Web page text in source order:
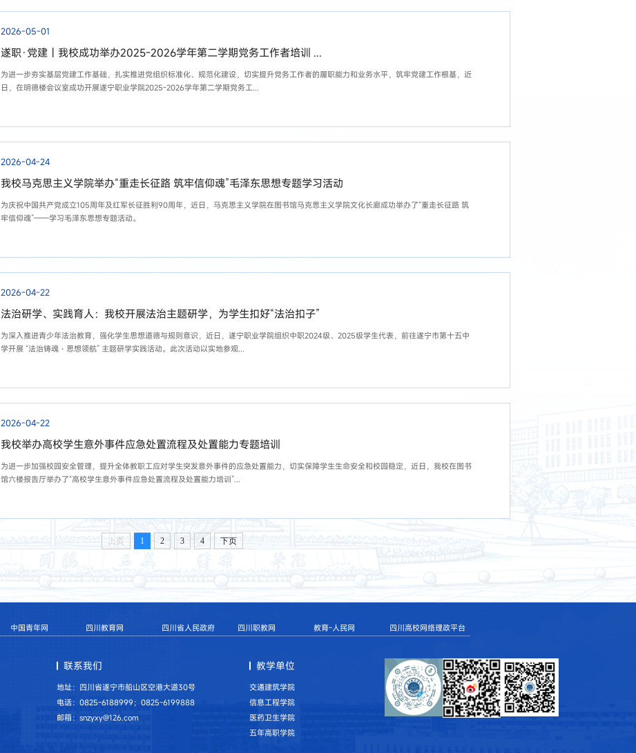
2026-05-01
遂职·党建丨我校成功举办2025-2026学年第二学期党务工作者培训 ...
为进一步夯实基层党建工作基础，扎实推进党组织标准化、规范化建设，切实提升党务工作者的履职能力和业务水平，筑牢党建工作根基，近
日，在明德楼会议室成功开展遂宁职业学院2025-2026学年第二学期党务工...
2026-04-24
我校马克思主义学院举办“重走长征路 筑牢信仰魂”毛泽东思想专题学习活动
为庆祝中国共产党成立105周年及红军长征胜利90周年，近日，马克思主义学院在图书馆马克思主义学院文化长廊成功举办了“重走长征路 筑
牢信仰魂”——学习毛泽东思想专题活动。
2026-04-22
法治研学、实践育人：我校开展法治主题研学，为学生扣好“法治扣子”
为深入推进青少年法治教育，强化学生思想道德与规则意识，近日，遂宁职业学院组织中职2024级、2025级学生代表，前往遂宁市第十五中
学开展 “法治铸魂・思想领航” 主题研学实践活动。此次活动以实地参观...
2026-04-22
我校举办高校学生意外事件应急处置流程及处置能力专题培训
为进一步加强校园安全管理，提升全体教职工应对学生突发意外事件的应急处置能力，切实保障学生生命安全和校园稳定，近日，我校在图书
馆六楼报告厅举办了“高校学生意外事件应急处置流程及处置能力培训”...
上页 1 2 3 4 下页
中国青年网 四川教育网 四川省人民政府 四川职教网 教育-人民网 四川高校网络理政平台
联系我们
地址：四川省遂宁市船山区空港大道30号
电话：0825-6188999；0825-6199888
邮箱：snzyxy@126.com
教学单位
交通建筑学院
信息工程学院
医药卫生学院
五年高职学院